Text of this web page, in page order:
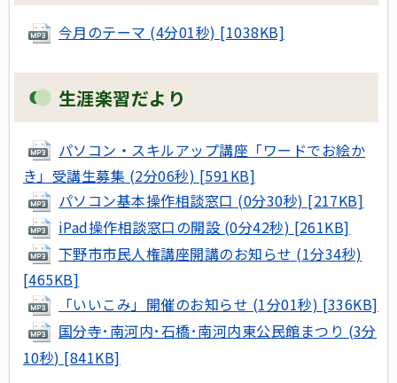
今月のテーマ (4分01秒) [1038KB]
生涯楽習だより
パソコン・スキルアップ講座「ワードでお絵か
き」受講生募集 (2分06秒) [591KB]
パソコン基本操作相談窓口 (0分30秒) [217KB]
iPad操作相談窓口の開設 (0分42秒) [261KB]
下野市市民人権講座開講のお知らせ (1分34秒)
[465KB]
「いいこみ」開催のお知らせ (1分01秒) [336KB]
国分寺･南河内･石橋･南河内東公民館まつり (3分
10秒) [841KB]